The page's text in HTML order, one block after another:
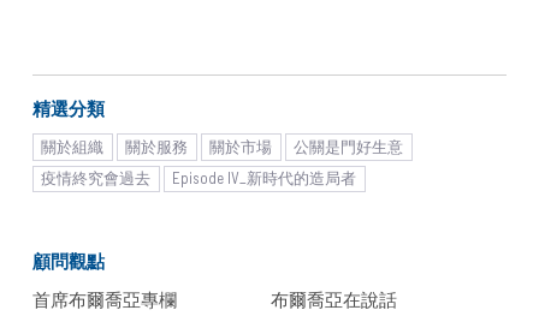
regions, Japan's relatively homogeneous population
shares similar preferences and behaviors, making
demographic trends more consistent. One distinctive
feature of the Japanese market is how trends emerge
are predominantly initiated in Tokyo and then ripple out
across the country. This makes Japan a market where
精選分類
關於組織 關於服務 關於市場
公關是門好生意
疫情終究會過去
Episode IV_新時代的造局者
顧問觀點
首席布爾喬亞專欄
布爾喬亞在說話